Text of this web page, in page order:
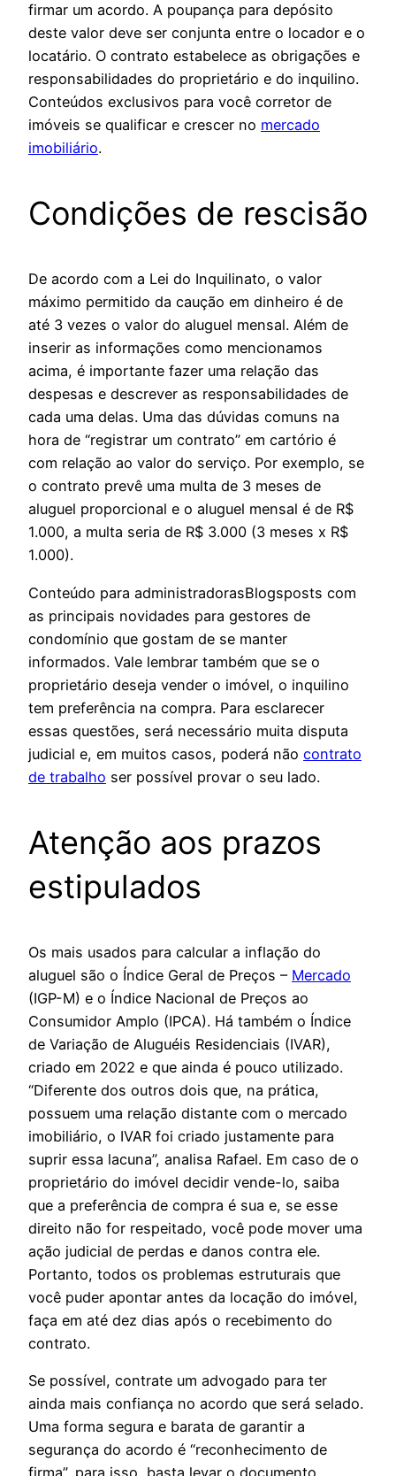
firmar um acordo. A poupança para depósito
deste valor deve ser conjunta entre o locador e o
locatário. O contrato estabelece as obrigações e
responsabilidades do proprietário e do inquilino.
Conteúdos exclusivos para você corretor de
imóveis se qualificar e crescer no mercado
imobiliário.
Condições de rescisão
De acordo com a Lei do Inquilinato, o valor
máximo permitido da caução em dinheiro é de
até 3 vezes o valor do aluguel mensal. Além de
inserir as informações como mencionamos
acima, é importante fazer uma relação das
despesas e descrever as responsabilidades de
cada uma delas. ‍Uma das dúvidas comuns na
hora de “registrar um contrato” em cartório é
com relação ao valor do serviço. Por exemplo, se
o contrato prevê uma multa de 3 meses de
aluguel proporcional e o aluguel mensal é de R$
1.000, a multa seria de R$ 3.000 (3 meses x R$
1.000).
Conteúdo para administradoras‍Blogsposts com
as principais novidades para gestores de
condomínio que gostam de se manter
informados. Vale lembrar também que se o
proprietário deseja vender o imóvel, o inquilino
tem preferência na compra. Para esclarecer
essas questões, será necessário muita disputa
judicial e, em muitos casos, poderá não contrato
de trabalho ser possível provar o seu lado.
Atenção aos prazos
estipulados
Os mais usados para calcular a inflação do
aluguel são o Índice Geral de Preços – Mercado
(IGP-M) e o Índice Nacional de Preços ao
Consumidor Amplo (IPCA). Há também o Índice
de Variação de Aluguéis Residenciais (IVAR),
criado em 2022 e que ainda é pouco utilizado.
“Diferente dos outros dois que, na prática,
possuem uma relação distante com o mercado
imobiliário, o IVAR foi criado justamente para
suprir essa lacuna”, analisa Rafael. Em caso de o
proprietário do imóvel decidir vende-lo, saiba
que a preferência de compra é sua e, se esse
direito não for respeitado, você pode mover uma
ação judicial de perdas e danos contra ele.
Portanto, todos os problemas estruturais que
você puder apontar antes da locação do imóvel,
faça em até dez dias após o recebimento do
contrato.
Se possível, contrate um advogado para ter
ainda mais confiança no acordo que será selado.
Uma forma segura e barata de garantir a
segurança do acordo é “reconhecimento de
firma”, para isso, basta levar o documento